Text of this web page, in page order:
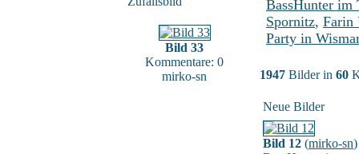
Bild 33
Kommentare: 0
mirko-sn
BassHunter im
Spornitz, Farin
Party in
1947 Bilder in 60
Neue Bilder
Bild 12 (mirko-sn)